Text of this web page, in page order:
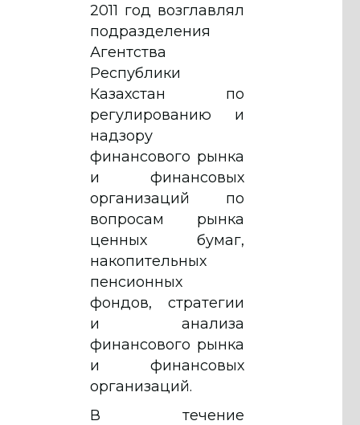
2011 год возглавлял
подразделения
Агентства
Республики
Казахстан по
регулированию и
надзору
финансового рынка
и финансовых
организаций по
вопросам рынка
ценных бумаг,
накопительных
пенсионных
фондов, стратегии
и анализа
финансового рынка
и финансовых
организаций.
В течение